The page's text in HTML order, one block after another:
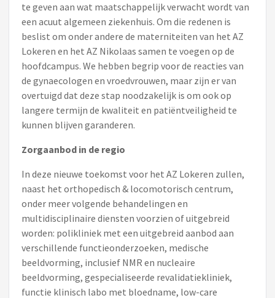
te geven aan wat maatschappelijk verwacht wordt van
een acuut algemeen ziekenhuis. Om die redenen is
beslist om onder andere de materniteiten van het AZ
Lokeren en het AZ Nikolaas samen te voegen op de
hoofdcampus. We hebben begrip voor de reacties van
de gynaecologen en vroedvrouwen, maar zijn er van
overtuigd dat deze stap noodzakelijk is om ook op
langere termijn de kwaliteit en patiëntveiligheid te
kunnen blijven garanderen.
Zorgaanbod in de regio
In deze nieuwe toekomst voor het AZ Lokeren zullen,
naast het orthopedisch & locomotorisch centrum,
onder meer volgende behandelingen en
multidisciplinaire diensten voorzien of uitgebreid
worden: polikliniek met een uitgebreid aanbod aan
verschillende functieonderzoeken, medische
beeldvorming, inclusief NMR en nucleaire
beeldvorming, gespecialiseerde revalidatiekliniek,
functie klinisch labo met bloedname, low-care